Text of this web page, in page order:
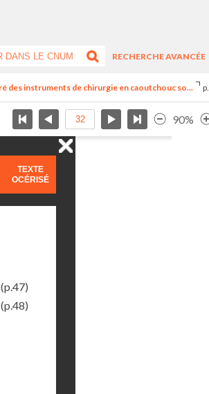
RECHERCHE AVANCÉE
des instruments de chirurgie en caoutchouc so...
90%
TEXTE
OCÉRISÉ
(p.47)
(p.48)